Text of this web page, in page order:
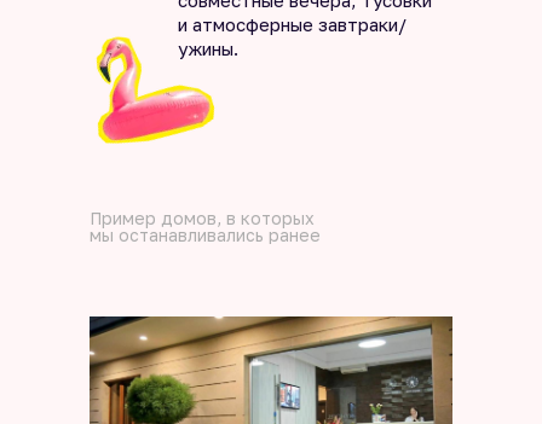
и атмосферные завтраки/
ужины.
Пример домов, в которых
мы останавливались ранее